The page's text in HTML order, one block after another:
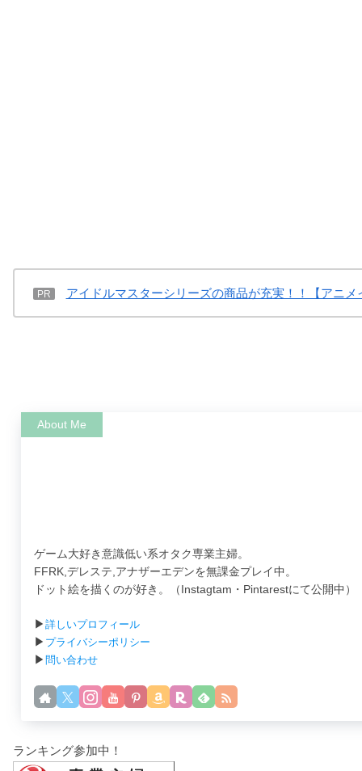
PR アイドルマスターシリーズの商品が充実！！【アニメ
ゲーム大好き意識低い系オタク専業主婦。
FFRK,デレステ,アナザーエデンを無課金プレイ中。
ドット絵を描くのが好き。（Instagtam・Pintarestにて公開中）
▶ 詳しいプロフィール
▶ プライバシーポリシー
▶ 問い合わせ
ランキング参加中！